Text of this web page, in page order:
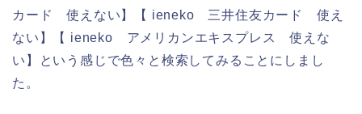
カード 使えない】【 ieneko 三井住友カード 使え
ない】【 ieneko アメリカンエキスプレス 使えな
い】という感じで色々と検索してみることにしまし
た。